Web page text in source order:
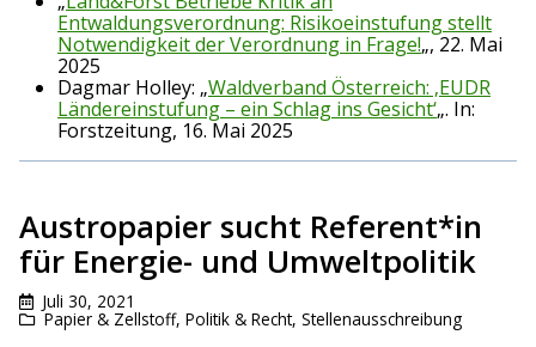
Entwaldungsverordnung: Risikoeinstufung stellt
Notwendigkeit der Verordnung in Frage!„, 22. Mai
2025
Dagmar Holley: „Waldverband Österreich: ‚EUDR
Ländereinstufung – ein Schlag ins Gesicht‘„. In:
Forstzeitung, 16. Mai 2025
Austropapier sucht Referent*in
für Energie- und Umweltpolitik
Juli 30, 2021
Papier & Zellstoff, Politik & Recht, Stellenausschreibung